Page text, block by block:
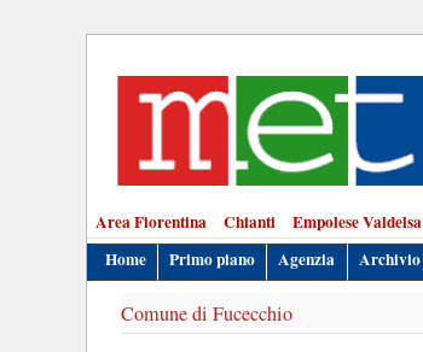
Area Fiorentina Chianti Empolese Valdelsa
Home
Primo piano Agenzia Archivio
Comune di Fucecchio